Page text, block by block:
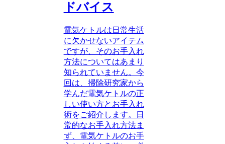
ドバイス
電気ケトルは日常生活
に欠かせないアイテム
ですが、そのお手入れ
方法についてはあまり
知られていません。今
回は、掃除研究家から
学んだ電気ケトルの正
しい使い方とお手入れ
術をご紹介します。日
常的なお手入れ方法ま
ず、電気ケトルのお手